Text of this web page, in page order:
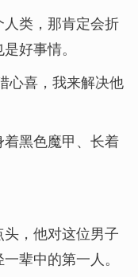
类，那肯定会折
好事情。
心喜，我来解决他
黑色魔甲、长着
，他对这位男子
辈中的第一人。